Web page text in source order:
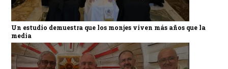
Un estudio demuestra que los monjes viven más años que la
media